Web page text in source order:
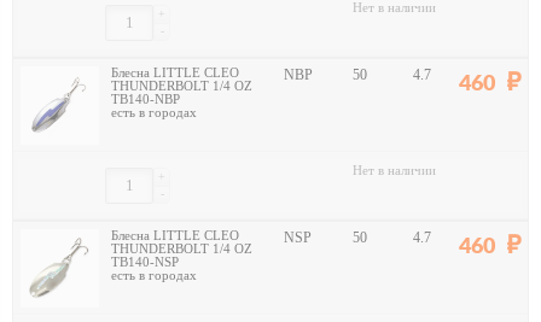
-
+ Нет в наличии
Блесна LITTLE CLEO
THUNDERBOLT 1/4 OZ
TB140-NBP
есть в городах
NBP 50 4.7 460
-
+ Нет в наличии
Блесна LITTLE CLEO
THUNDERBOLT 1/4 OZ
TB140-NSP
есть в городах
NSP 50 4.7 460